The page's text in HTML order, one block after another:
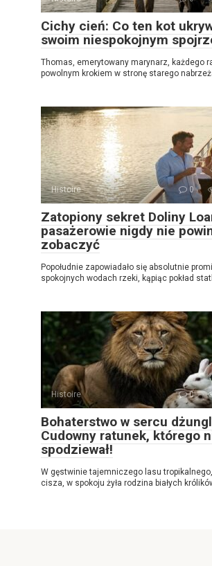
Cichy cień: Co ten kot
swoim niespokojnym
Thomas, emerytowany marynarz, każdego
powolnym krokiem w stronę starego
Histoire 0
Zatopiony sekret Doliny
pasażerowie nigdy nie
zobaczyć
Popołudnie zapowiadało się absolutnie
spokojnych wodach rzeki, kąpiąc pokład
Histoire 0
Bohaterstwo w sercu
Cudowny ratunek, którego
spodziewał!
W gęstwinie tajemniczego lasu
cisza, w spokoju żyła rodzina białych